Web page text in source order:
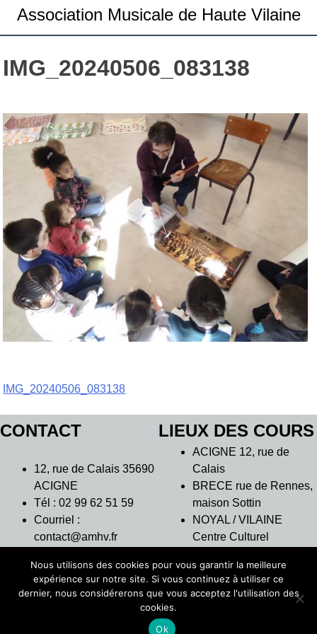
Association Musicale de Haute Vilaine
IMG_20240506_083138
Navigation
de
IMG_20240506_083138
CONTACT
12, rue de Calais 35690
ACIGNE
Tél : 02 99 62 51 59
Courriel :
contact@amhv.fr
LIEUX DES COURS
ACIGNE 12, rue de
Calais
BRECE rue de Rennes,
maison Sottin
NOYAL / VILAINE
Centre Culturel
THORIGNE
FOUILLARD 7 rue des
Nous utilisons des cookies pour vous garantir la meilleure
expérience sur notre site. Si vous continuez à utiliser ce
dernier, nous considérerons que vous acceptez l'utilisation des
cookies.
Ok